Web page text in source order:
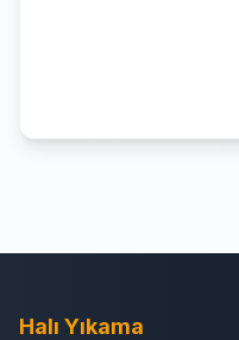
Halı Yıkama